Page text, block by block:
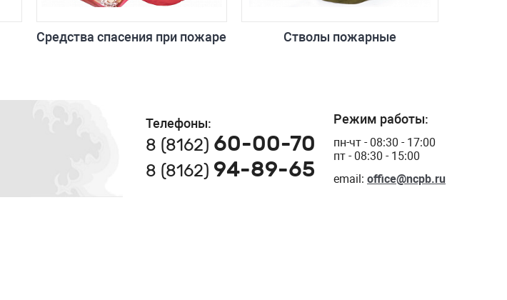
Средства спасения при пожаре Стволы пожарные
Телефоны:
8 (8162) 60-00-70
8 (8162) 94-89-65
Режим работы:
пн-чт - 08:30 - 17:00
пт - 08:30 - 15:00
email: office@ncpb.ru